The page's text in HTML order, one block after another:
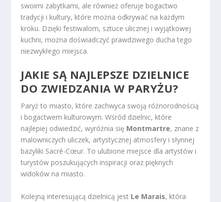
swoimi zabytkami, ale również oferuje bogactwo
tradycji i kultury, które można odkrywać na każdym
kroku. Dzięki festiwalom, sztuce ulicznej i wyjątkowej
kuchni, można doświadczyć prawdziwego ducha tego
niezwykłego miejsca.
JAKIE SĄ NAJLEPSZE DZIELNICE
DO ZWIEDZANIA W PARYŻU?
Paryż to miasto, które zachwyca swoją różnorodnością
i bogactwem kulturowym. Wśród dzielnic, które
najlepiej odwiedzić, wyróżnia się Montmartre, znane z
malowniczych uliczek, artystycznej atmosfery i słynnej
bazyliki Sacré-Cœur. To ulubione miejsce dla artystów i
turystów poszukujących inspiracji oraz pięknych
widoków na miasto.
Kolejną interesującą dzielnicą jest Le Marais, która